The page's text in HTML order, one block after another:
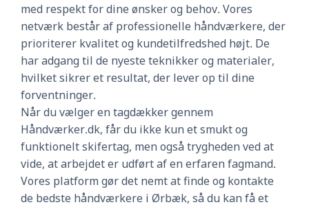
med respekt for dine ønsker og behov. Vores
netværk består af professionelle håndværkere, der
prioriterer kvalitet og kundetilfredshed højt. De
har adgang til de nyeste teknikker og materialer,
hvilket sikrer et resultat, der lever op til dine
forventninger.
Når du vælger en tagdækker gennem
Håndværker.dk, får du ikke kun et smukt og
funktionelt skifertag, men også trygheden ved at
vide, at arbejdet er udført af en erfaren fagmand.
Vores platform gør det nemt at finde og kontakte
de bedste håndværkere i Ørbæk, så du kan få et